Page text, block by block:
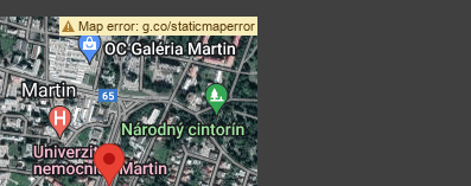
Externý obsah je
blokovaný Voľbami
súkromia
si načítať externý obsah?